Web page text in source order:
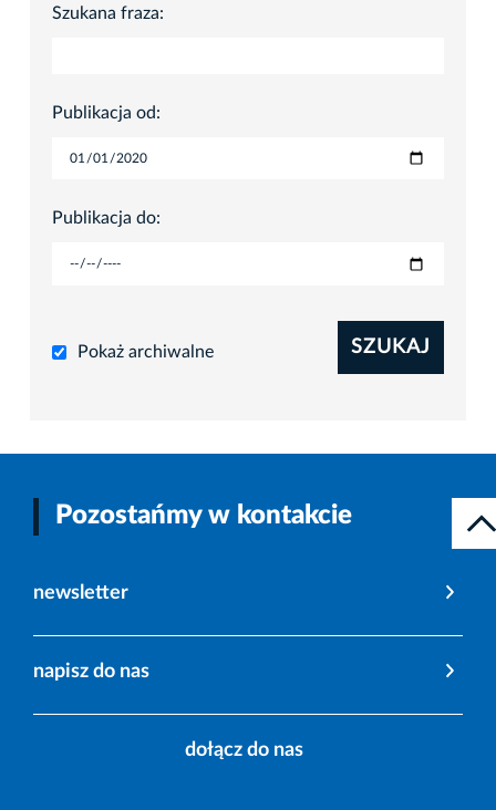
Szukana fraza:
Publikacja od:
Publikacja do:
Pokaż archiwalne SZUKAJ
Pozostańmy w kontakcie
newsletter
napisz do nas
dołącz do nas